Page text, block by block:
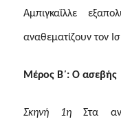
Αμπιγκαΐλλε
αναθεματίζουν τον
Μέρος Β΄: Ο ασεβής
Σκηνή 1η Στα